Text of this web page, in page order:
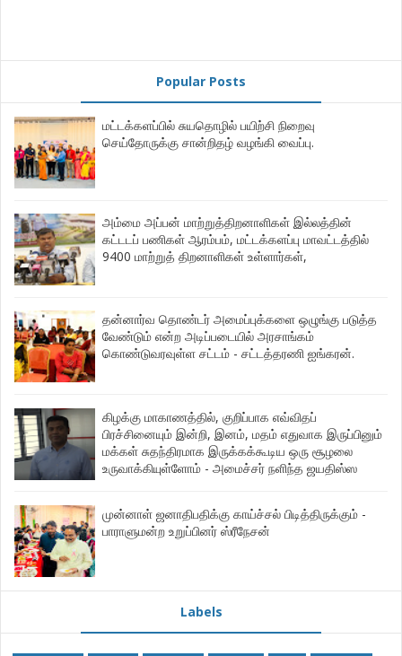
Popular Posts
மட்டக்களப்பில் சுயதொழில் பயிற்சி நிறைவு
செய்தோருக்கு சான்றிதழ் வழங்கி வைப்பு.
அம்மை அப்பன் மாற்றுத்திறனாளிகள் இல்லத்தின்
கட்டடப் பணிகள் ஆரம்பம், மட்டக்களப்பு மாவட்டத்தில்
9400 மாற்றுத் திறனாளிகள் உள்ளார்கள்,
தன்னார்வ தொண்டர் அமைப்புக்களை ஒழுங்கு படுத்த
வேண்டும் என்ற அடிப்படையில் அரசாங்கம்
கொண்டுவரவுள்ள சட்டம் - சட்டத்தரணி ஐங்கரன்.
கிழக்கு மாகாணத்தில், குறிப்பாக எவ்விதப்
பிரச்சினையும் இன்றி, இனம், மதம் எதுவாக இருப்பினும்
மக்கள் சுதந்திரமாக இருக்கக்கூடிய ஒரு சூழலை
உருவாக்கியுள்ளோம் - அமைச்சர் நளிந்த ஜயதிஸ்ஸ
முன்னாள் ஜனாதிபதிக்கு காய்ச்சல் பிடித்திருக்கும் -
பாராளுமன்ற உறுப்பினர் ஸ்ரீநேசன்
Labels